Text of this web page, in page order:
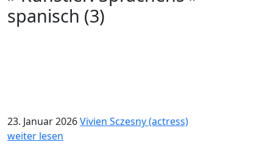
spanisch (3)
23. Januar 2026Vivien Sczesny (actress)
weiter lesen